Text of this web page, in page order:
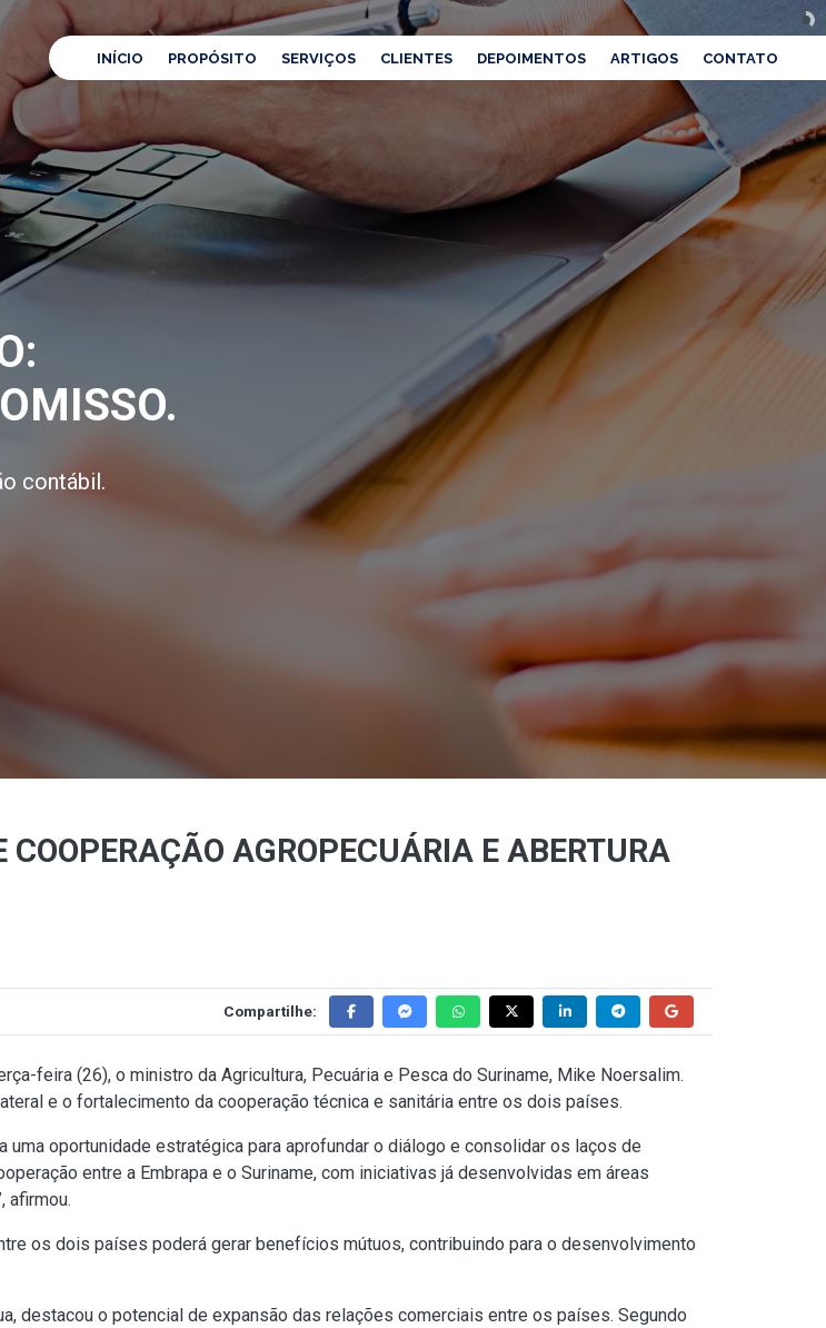
INÍCIO PROPÓSITO SERVIÇOS CLIENTES DEPOIMENTOS ARTIGOS CONTATO
contábil.
AGROPECUÁRIA E ABERTURA
Compartilhe:
feira (26), o ministro da Agricultura, Pecuária e Pesca do Suriname, Mike Noersalim.
e o fortalecimento da cooperação técnica e sanitária entre os dois países.
uma oportunidade estratégica para aprofundar o diálogo e consolidar os laços de
entre a Embrapa e o Suriname, com iniciativas já desenvolvidas em áreas
afirmou.
os dois países poderá gerar benefícios mútuos, contribuindo para o desenvolvimento
destacou o potencial de expansão das relações comerciais entre os países. Segundo